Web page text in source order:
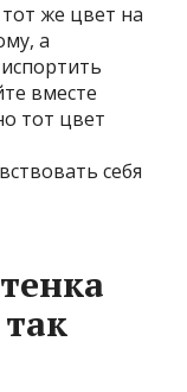
же цвет на
а
вместе
тот цвет
себя